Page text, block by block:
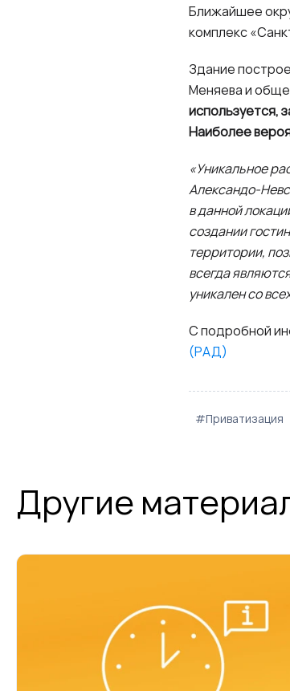
Ближайшее
комплекс
Здание
Меняева и
используется,
Наиболее
«Уникальное
Александо-
в данной
создании
территории,
всегда
уникален со
С подробной
(РАД)
#Приватизация
Другие